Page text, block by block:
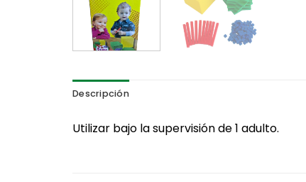
Descripción
Utilizar bajo la supervisión de 1 adulto.